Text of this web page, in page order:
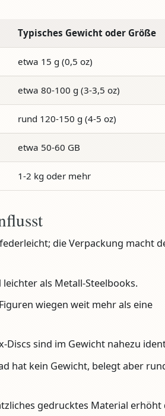
Typisches Gewicht oder Größe
etwa 15 g (0,5 oz)
etwa 80-100 g (3-3,5 oz)
rund 120-150 g (4-5 oz)
etwa 50-60 GB
1-2 kg oder mehr
die Verpackung macht
als Metall-Steelbooks.
wiegen weit mehr als eine
Discs sind im Gewicht nahezu
hat kein Gewicht, belegt aber
gedrucktes Material erhöht